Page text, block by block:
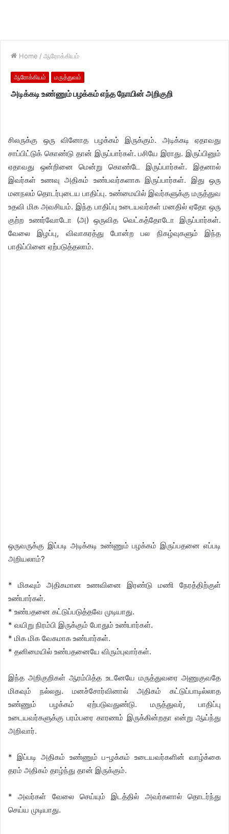
Home / ஆரோக்கியம்
ஆரோக்கியம் மருத்துவம்
அடிக்கடி உண்ணும் பழக்கம் எந்த நோயின் அறிகுறி
சிலருக்கு ஒரு வினோத பழக்கம் இருக்கும். அடிக்கடி ஏதாவது
சாப்பிட்டுக் கொண்டு தான் இருப்பார்கள். பசியே இராது. இருப்பினும்
ஏதாவது ஒன்றினை மென்று கொண்டே இருப்பார்கள். இதனால்
இவர்கள் உணவு அதிகம் உண்பவர்களாக இருப்பார்கள். இது ஒரு
மனநலம் தொடர்புடைய பாதிப்பு. உண்மையில் இவர்களுக்கு மருத்துவ
உதவி மிக அவசியம். இந்த பாதிப்பு உடையவர்கள் மனதில் ஏதோ ஒரு
குற்ற உணர்வோடோ (அ) ஒருவித வெட்கத்தோடோ இருப்பார்கள்.
வேலை இழப்பு, விவாகரத்து போன்ற பல நிகழ்வுகளும் இந்த
பாதிப்பினை ஏற்படுத்தலாம்.
ஒருவருக்கு இப்படி அடிக்கடி உண்ணும் பழக்கம் இருப்பதனை எப்படி
அறியலாம்?
* மிகவும் அதிகமான உணவினை இரண்டு மணி நேரத்திற்குள்
உண்பார்கள்.
* உண்பதனை கட்டுப்படுத்தவே முடியாது.
* வயிறு நிரம்பி இருக்கும் போதும் உண்பார்கள்.
* மிக மிக வேகமாக உண்பார்கள்.
* தனிமையில் உண்பதனையே விரும்புவார்கள்.
இந்த அறிகுறிகள் ஆரம்பித்த உடனேயே மருத்துவரை அணுகுவதே
மிகவும் நல்லது. மனச்சோர்வினால் அதிகம் கட்டுப்பாடில்லாத
உண்ணும் பழக்கம் ஏற்படுவதுண்டு. மருத்துவர், பாதிப்பு
உடையவர்களுக்கு பரம்பரை காரணம் இருக்கின்றதா என்று ஆய்ந்து
அறிவார்.
* இப்படி அதிகம் உண்ணும் ப-ழக்கம் உடையவர்களின் வாழ்க்கை
தரம் அதிகம் தாழ்ந்து தான் இருக்கும்.
* அவர்கள் வேலை செய்யும் இடத்தில் அவர்களால் தொடர்ந்து
செய்ய முடியாது.